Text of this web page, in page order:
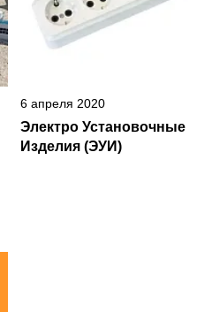
6 апреля 2020
Электро Установочные
Изделия (ЭУИ)